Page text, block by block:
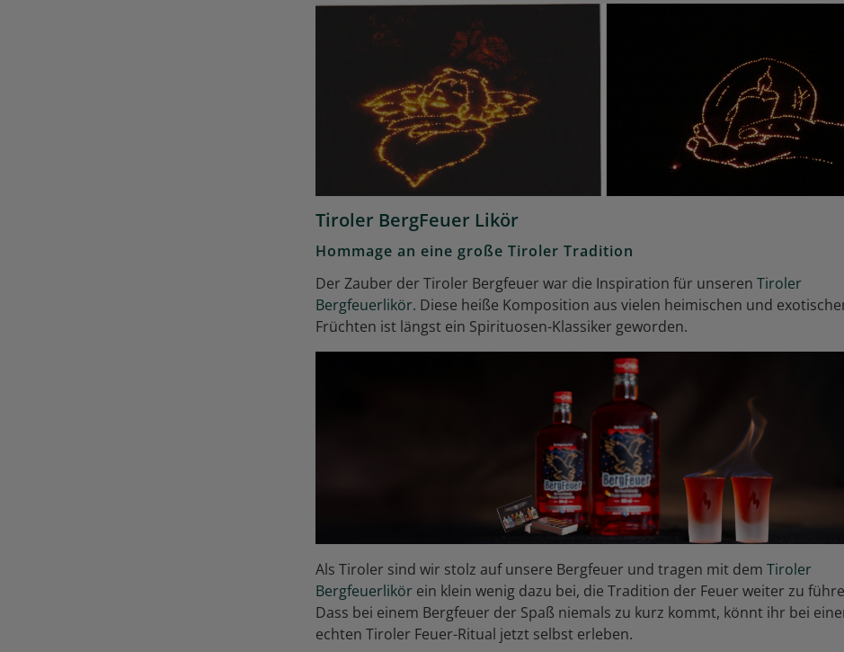
Tiroler BergFeuer Likör
Hommage an eine große Tiroler Tradition
Der Zauber der Tiroler Bergfeuer war die Inspiration für unseren Tiroler
Bergfeuerlikör. Diese heiße Komposition aus vielen heimischen und
Früchten ist längst ein Spirituosen-Klassiker geworden.
Als Tiroler sind wir stolz auf unsere Bergfeuer und tragen mit dem Tiroler
Bergfeuerlikör ein klein wenig dazu bei, die Tradition der Feuer weiter zu
Dass bei einem Bergfeuer der Spaß niemals zu kurz kommt, könnt ihr bei
echten Tiroler Feuer-Ritual jetzt selbst erleben.